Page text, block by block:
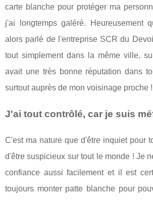
carte blanche pour protéger ma
j'ai longtemps galéré. Heureusement
alors parlé de l'entreprise SCR du
tout simplement dans la même ville,
avait une très bonne réputation dans
surtout auprès de mon voisinage proche !
J'ai tout contrôlé, car je suis
C'est ma nature que d'être inquiet pour
d'être suspicieux sur tout le monde ! Je
confiance aussi facilement et il est
toujours monter patte blanche pour